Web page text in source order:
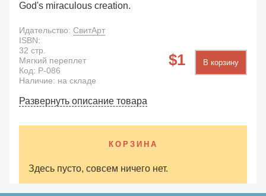
God's miraculous creation.
Идательство: СвитАрт
1 В корзину
ISBN:
32 стр.
Мягкий переплет
Код: P-086
Наличие: на складе
Развернуть описание товара
КОРЗИНА
Здесь пусто, совсем ничего нет.